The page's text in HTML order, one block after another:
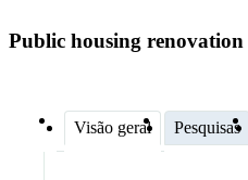
Public housing
Visão geral Pesquisas